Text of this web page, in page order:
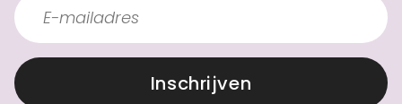
Inschrijven